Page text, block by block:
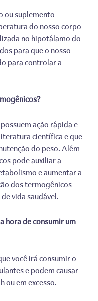
ou suplemento
do nosso corpo
no hipotálamo do
para que o nosso
para controlar a
ação rápida e
científica e que
do peso. Além
pode auxiliar a
e aumentar a
dos termogênicos
vida saudável.
hora de consumir um
você irá consumir o
e podem causar
ou em excesso.